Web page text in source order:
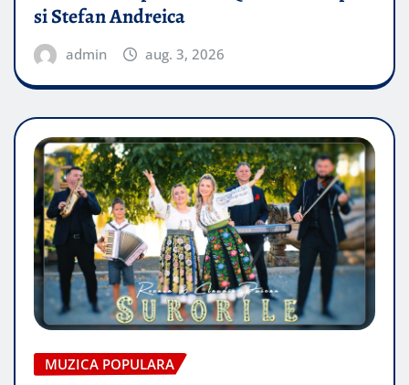
si Stefan Andreica
admin aug. 3, 2026
MUZICA POPULARA